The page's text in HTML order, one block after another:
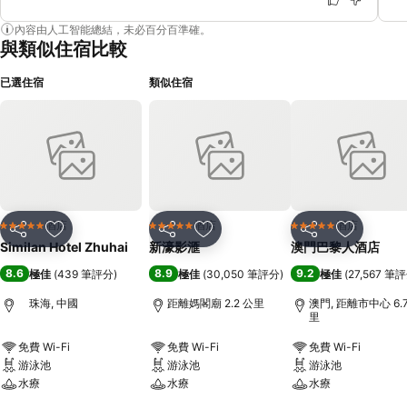
內容由人工智能總結，未必百分百準確。
與類似住宿比較
已選住宿
分享 放到收藏夾
5 星級 酒店
Similan Hotel Zhuhai
8.6 極佳 (439 筆評分)
珠海, 中國
免費 Wi-Fi
游泳池
水療
類似住宿
分享 放到收藏夾
5 星級 酒店
新濠影滙
8.9 極佳 (30,050 筆評分)
距離媽閣廟 2.2 公里
免費 Wi-Fi
游泳池
水療
分享 放到收藏
5 星級 酒店
澳門巴黎人酒店
9.2 極佳 (27,567 筆
澳門, 距離市中心
里
免費 Wi-Fi
游泳池
水療